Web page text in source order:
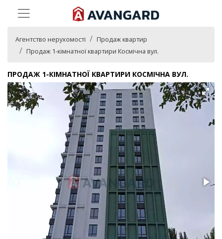
Агентство нерухомості
Продаж квартир
Продаж 1-кімнатної квартири Космічна вул.
ПРОДАЖ 1-КІМНАТНОЇ КВАРТИРИ КОСМІЧНА ВУЛ.